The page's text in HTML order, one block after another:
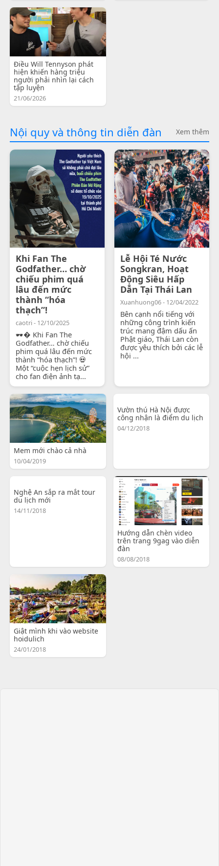
Điều Will Tennyson phát
hiện khiến hàng triệu
người phải nhìn lại cách
tập luyện
21/06/2026
Nội quy và thông tin diễn đàn Xem thêm
Khi Fan The
Godfather… chờ
chiếu phim quá
lâu đến mức
thành “hóa
thạch”!
caotri - 12/10/2025
🕶� Khi Fan The
Godfather… chờ chiếu
phim quá lâu đến mức
thành “hóa thạch”! 💀
Một “cuộc hẹn lịch sử”
cho fan điện ảnh tạ...
Lễ Hội Té Nước
Songkran, Hoạt
Động Siêu Hấp
Dẫn Tại Thái Lan
Xuanhuong06 - 12/04/2022
Bên cạnh nổi tiếng với
những công trình kiến
trúc mang đậm dấu ấn
Phật giáo, Thái Lan còn
được yêu thích bởi các lễ
hội ...
Mem mới chào cả nhà
10/04/2019
Vườn thú Hà Nội được
công nhận là điểm du lịch
04/12/2018
Nghệ An sắp ra mắt tour
du lịch mới
14/11/2018
Hướng dẫn chèn video
trên trang 9gag vào diễn
đàn
08/08/2018
Giật mình khi vào website
hoidulich
24/01/2018